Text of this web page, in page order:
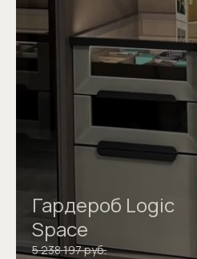
Гардероб Logic
Space
5 238 197 руб.